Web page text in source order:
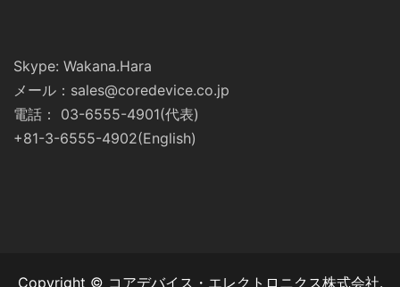
Skype: Wakana.Hara
メール：sales@coredevice.co.jp
電話： 03-6555-4901(代表)
+81-3-6555-4902(English)
Copyright © コアデバイス・エレクトロニクス株式会社.